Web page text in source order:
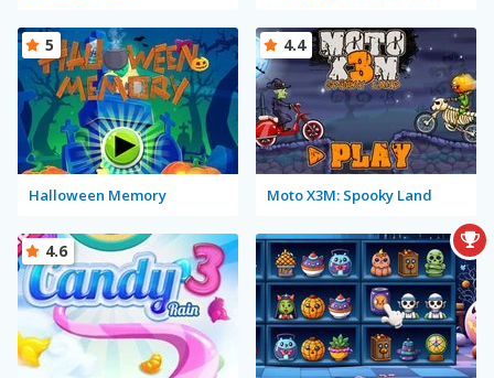
Halloween Memory
5
Moto X3M: Spooky Land
4.4
4.6